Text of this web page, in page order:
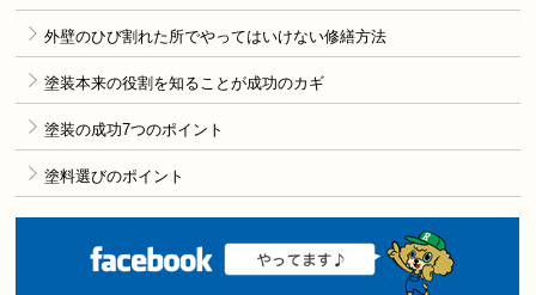
外壁のひび割れた所でやってはいけない修繕方法
塗装本来の役割を知ることが成功のカギ
塗装の成功7つのポイント
塗料選びのポイント